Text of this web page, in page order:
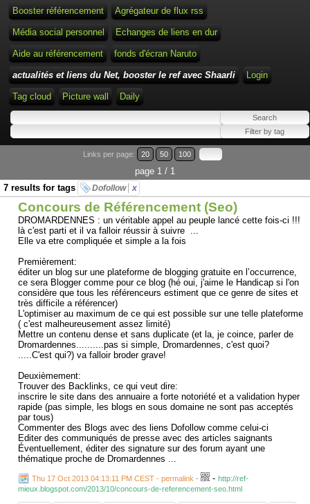
Booster référencement Agrégateur de flux rss
Média social personnel Echanges de liens en dur
Aide au référencement fonds d'écran Naruto
actualités et liens du Net, booster le ref avec Shaarli Login
Tag cloud Picture wall Daily
Links per page: 20 50 100
page 1 / 1
7 results for tags
Dofollow x
Concours de Référencement (Seo)
DROMARDENNES : un véritable appel au peuple lancé cette fois-ci !!!
là c'est parti et il va falloir réussir à suivre ...
Elle va etre compliquée et simple a la fois
Premièrement:
éditer un blog sur une plateforme de blogging gratuite en l’occurrence,
ce sera Blogger comme pour ce blog (hé oui, j'aime le Handicap si l'on
considère que tous les référenceurs estiment que ce genre de sites et
très difficile a référencer)
L'optimiser au maximum de ce qui est possible sur une telle plateforme
( c'est malheureusement assez limité)
Mettre un contenu dense et sans duplicate (et la, je coince, parler de
Dromardennes..........pas si simple, Dromardennes, c'est quoi?
.....C'est qui?) va falloir broder grave!
Deuxièmement:
Trouver des Backlinks, ce qui veut dire:
inscrire le site dans des annuaire a forte notoriété et a validation hyper
rapide (pas simple, les blogs en sous domaine ne sont pas acceptés
par tous)
Commenter des Blogs avec des liens Dofollow comme celui-ci
Editer des communiqués de presse avec des articles saignants
Éventuellement, éditer des signature sur des forum ayant une
thématique proche de Dromardennes ...
Thu 17 Oct 2013 04:13:11 PM CEST - permalink - - http://ref-
mieux.blogspot.com/2013/10/concours-de-referencement-seo.html